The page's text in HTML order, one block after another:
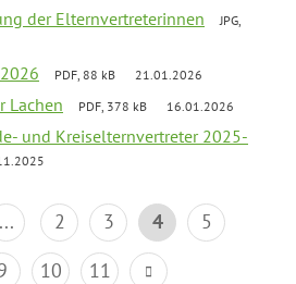
der Elternvertreterinnen
JPG,
PDF, 88 kB 21.01.2026
Lachen PDF, 378 kB 16.01.2026
und Kreiselternvertreter 2025-
... 2 3 4
5
10 11